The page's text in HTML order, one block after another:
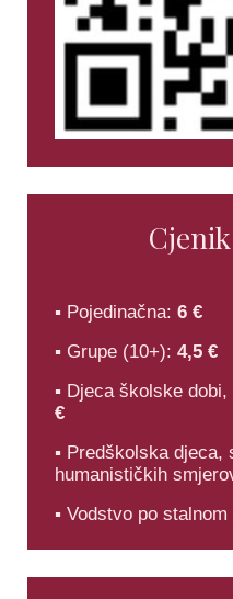
▪ Pojedinačna: 6 €
▪ Grupe (10+): 4,5 €
▪ Djeca školske
€
▪ Predškolska djeca,
humanističkih
▪ Vodstvo po